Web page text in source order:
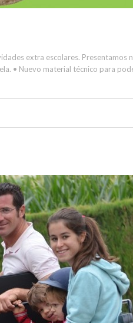
extra escolares. Presentamos
• Nuevo material técnico para